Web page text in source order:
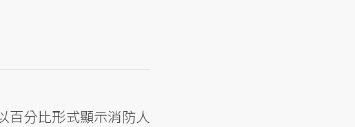
百分比形式顯示消防人